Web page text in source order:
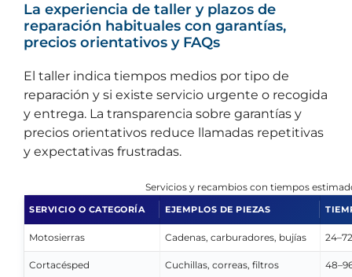
La experiencia de taller y plazos de
reparación habituales con garantías,
precios orientativos y FAQs
El taller indica tiempos medios por tipo de
reparación y si existe servicio urgente o recogida
y entrega. La transparencia sobre garantías y
precios orientativos reduce llamadas repetitivas
y expectativas frustradas.
Servicios y recambios con tiempos
SERVICIO O CATEGORÍA EJEMPLOS DE PIEZAS
Motosierras Cadenas, carburadores, bujías
Cortacésped Cuchillas, correas, filtros